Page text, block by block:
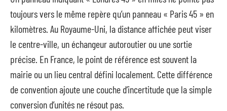
toujours vers le même repère qu’un panneau « Paris 45 » en
kilomètres. Au Royaume-Uni, la distance affichée peut viser
le centre-ville, un échangeur autoroutier ou une sortie
précise. En France, le point de référence est souvent la
mairie ou un lieu central défini localement. Cette différence
de convention ajoute une couche d’incertitude que la simple
conversion d’unités ne résout pas.